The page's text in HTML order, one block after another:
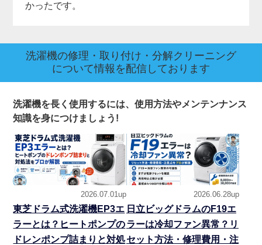
かったです。
洗濯機の修理・取り付け・分解クリーニング
について情報を配信しております
洗濯機を長く使用するには、使用方法やメンテンナンス
知識を身につけましょう!
2026.07.01up
東芝ドラム式洗濯機EP3エ
ラーとは？ヒートポンプの
ドレンポンプ詰まりと対処
2026.06.28up
日立ビッグドラムのF19エ
ラーは冷却ファン異常？リ
セット方法・修理費用・注